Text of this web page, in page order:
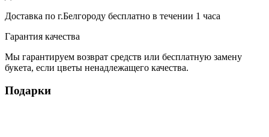
Доставка по г.Белгороду бесплатно в течении 1 часа
Гарантия качества
Мы гарантируем возврат средств или бесплатную замену
букета, если цветы ненадлежащего качества.
Подарки